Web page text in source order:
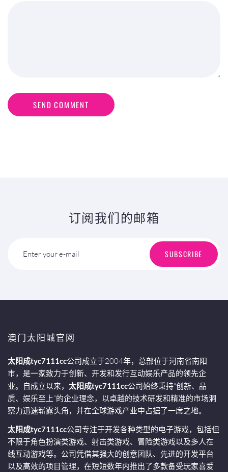
SEND COMMENT
订阅我们的邮箱
Enter your e-mail SUBSCRIBE
澳门太阳城官网
太阳成tyc7111cc公司成立于2004年，总部位于河南省南阳
市，是一家致力于创新、开发和发行互动娱乐产品的领先企
业。自成立以来， 太阳成tyc7111cc公司始终秉持“创新、品
质、娱乐至上”的企业理念，以卓越的技术研发和精准的市场洞
察力迅速崭露头角，并在全球游戏产业中占据了一席之地。
太阳成tyc7111cc公司专注于开发各种类型的电子游戏，包括但
不限于角色扮演类游戏、射击类游戏、冒险类游戏以及多人在
线互动游戏等。公司凭借其强大的创意团队、先进的开发平台
以及高效的项目管理，在短短数年内推出了多款备受玩家喜爱